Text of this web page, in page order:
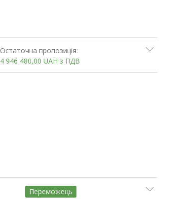
Остаточна пропозиція:
4 946 480,00UAHз ПДВ
Переможець